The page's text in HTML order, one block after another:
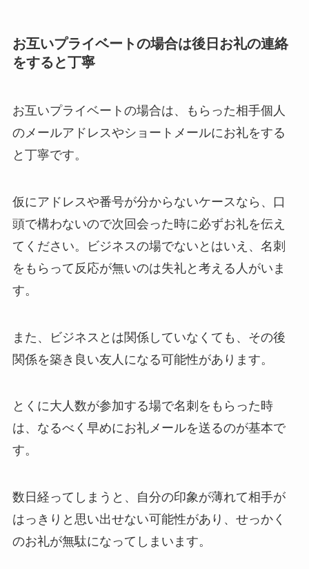
お互いプライベートの場合は後日お礼の連絡
をすると丁寧
お互いプライベートの場合は、もらった相手個人
のメールアドレスやショートメールにお礼をする
と丁寧です。
仮にアドレスや番号が分からないケースなら、口
頭で構わないので次回会った時に必ずお礼を伝え
てください。ビジネスの場でないとはいえ、名刺
をもらって反応が無いのは失礼と考える人がいま
す。
また、ビジネスとは関係していなくても、その後
関係を築き良い友人になる可能性があります。
とくに大人数が参加する場で名刺をもらった時
は、なるべく早めにお礼メールを送るのが基本で
す。
数日経ってしまうと、自分の印象が薄れて相手が
はっきりと思い出せない可能性があり、せっかく
のお礼が無駄になってしまいます。